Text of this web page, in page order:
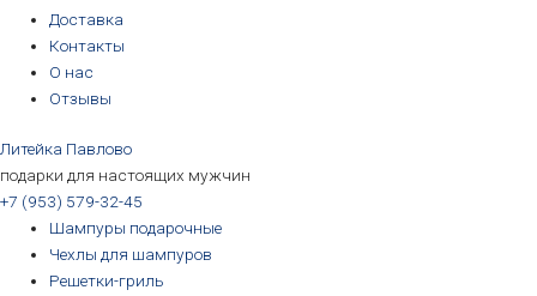
Доставка
Контакты
О нас
Отзывы
Литейка Павлово
подарки для настоящих мужчин
+7 (953) 579-32-45
Шампуры подарочные
Чехлы для шампуров
Решетки-гриль